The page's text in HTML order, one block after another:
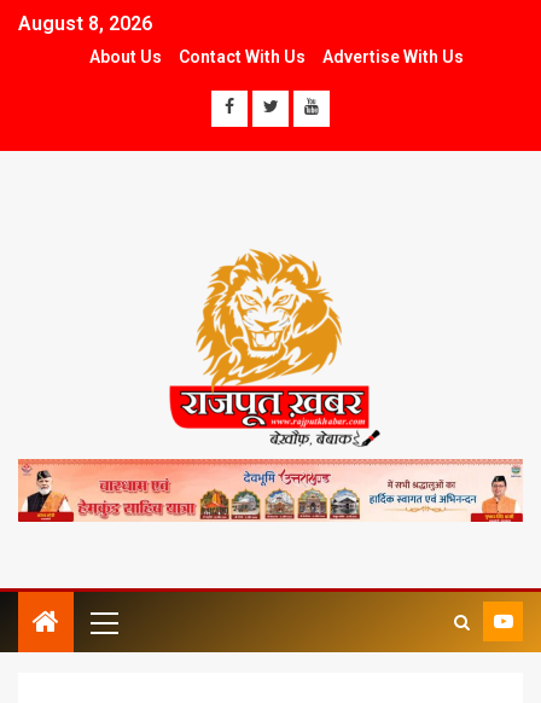
August 8, 2026
About Us Contact With Us Advertise With Us